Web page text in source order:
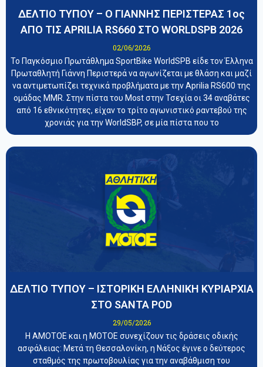
ΔΕΛΤΙΟ ΤΥΠΟΥ – Ο ΓΙΑΝΝΗΣ ΠΕΡΙΣΤΕΡΑΣ 1oς
ΑΠΟ ΤΙΣ APRILIA RS660 ΣΤΟ WORLDSPB 2026
02/06/2026
Το Παγκόσμιο Πρωτάθλημα SportBike WorldSPB είδε τον Έλληνα
Πρωταθλητή Γιάννη Περιστερά να αγωνίζεται με θλάση και μαζί
να αντιμετωπίζει τεχνικά προβλήματα με την Aprilia RS600 της
ομάδας MMR. Στην πίστα του Most στην Τσεχία οι 34 αναβάτες
από 16 εθνικότητες, είχαν το τρίτο αγωνιστικό ραντεβού της
χρονιάς για την WorldSBP, σε μία πίστα που το
ΔΕΛΤΙΟ ΤΥΠΟΥ – ΙΣΤΟΡΙΚΗ ΕΛΛΗΝΙΚΗ ΚΥΡΙΑΡΧΙΑ
ΣΤΟ SANTA POD
29/05/2026
Η ΑΜΟΤΟΕ και η ΜΟΤΟΕ συνεχίζουν τις δράσεις οδικής
ασφάλειας: Μετά τη Θεσσαλονίκη, η Νάξος έγινε ο δεύτερος
σταθμός της πρωτοβουλίας για την αναβάθμιση του